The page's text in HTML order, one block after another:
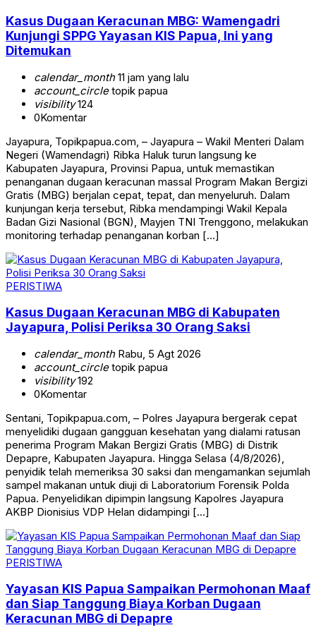
Kasus Dugaan Keracunan MBG: Wamengadri
Kunjungi SPPG Yayasan KIS Papua, Ini yang
Ditemukan
calendar_month11 jam yang lalu
account_circletopik papua
visibility124
0Komentar
Jayapura, Topikpapua.com, – Jayapura – Wakil Menteri Dalam
Negeri (Wamendagri) Ribka Haluk turun langsung ke
Kabupaten Jayapura, Provinsi Papua, untuk memastikan
penanganan dugaan keracunan massal Program Makan Bergizi
Gratis (MBG) berjalan cepat, tepat, dan menyeluruh. Dalam
kunjungan kerja tersebut, Ribka mendampingi Wakil Kepala
Badan Gizi Nasional (BGN), Mayjen TNI Trenggono, melakukan
monitoring terhadap penanganan korban […]
PERISTIWA
Kasus Dugaan Keracunan MBG di Kabupaten
Jayapura, Polisi Periksa 30 Orang Saksi
calendar_monthRabu, 5 Agt 2026
account_circletopik papua
visibility192
0Komentar
Sentani, Topikpapua.com, – Polres Jayapura bergerak cepat
menyelidiki dugaan gangguan kesehatan yang dialami ratusan
penerima Program Makan Bergizi Gratis (MBG) di Distrik
Depapre, Kabupaten Jayapura. Hingga Selasa (4/8/2026),
penyidik telah memeriksa 30 saksi dan mengamankan sejumlah
sampel makanan untuk diuji di Laboratorium Forensik Polda
Papua. Penyelidikan dipimpin langsung Kapolres Jayapura
AKBP Dionisius VDP Helan didampingi […]
PERISTIWA
Yayasan KIS Papua Sampaikan Permohonan Maaf
dan Siap Tanggung Biaya Korban Dugaan
Keracunan MBG di Depapre